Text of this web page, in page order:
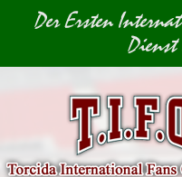
Image 01Der Ersten
Dienst